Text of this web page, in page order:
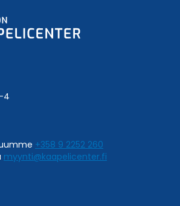
4
+358 9 2252 260
myynti@kaapelicenter.fi